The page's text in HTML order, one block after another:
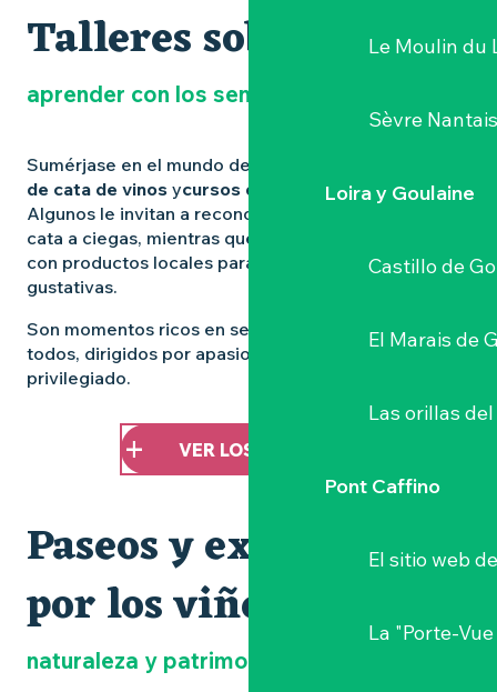
Le Moulin du
Sèvre
Loira y Goulaine
Castillo de
El Marais de
Las orillas
Pont Caffino
El sitio web
La "Porte-Vue
Talleres sobre el vino
aprender con los sentidos
Sumérjase en el mundo del
de cata de vinos ycursos de iniciación a la enología.
Algunos le invitan a reconocer aromas mediante una
cata a ciegas, mientras que otros combinan vinos
con productos locales para despertar sus papilas
gustativas.
Son momentos ricos en sentidos, accesibles a
todos, dirigidos por apasionados en un marco
privilegiado.
VER LOS TALLERES
Paseos y excursiones
por los viñedos
naturaleza y patrimonio vinícola